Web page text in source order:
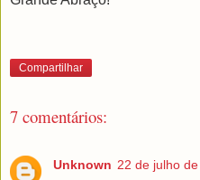
Compartilhar
7 comentários:
Unknown 22 de julho